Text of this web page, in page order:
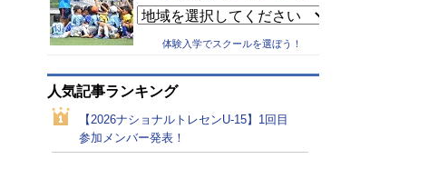
体験入学でスクールを選ぼう！
人気記事ランキング
【2026ナショナルトレセンU-15】1回目
参加メンバー発表！